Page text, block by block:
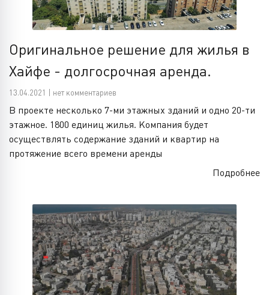
Оригинальное решение для жилья в
Хайфе - долгосрочная аренда.
13.04.2021 | нет комментариев
В проекте несколько 7-ми этажных зданий и одно 20-ти
этажное. 1800 единиц жилья. Компания будет
осуществлять содержание зданий и квартир на
протяжение всего времени аренды
Подробнее